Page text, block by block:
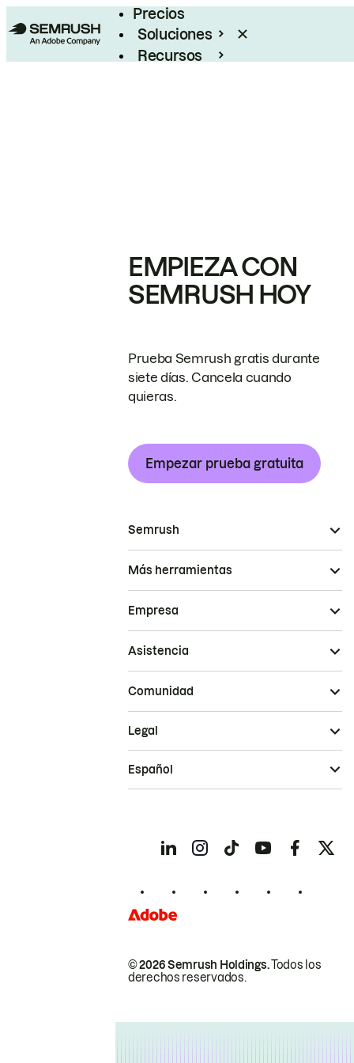
Precios
Soluciones
Recursos
EMPIEZA CON
SEMRUSH HOY
Prueba Semrush gratis durante
siete días. Cancela cuando
quieras.
Empezar prueba gratuita
Semrush
Más herramientas
Empresa
Asistencia
Comunidad
© 2026 Semrush Holdings.Todos los
derechos reservados.
Legal
Español